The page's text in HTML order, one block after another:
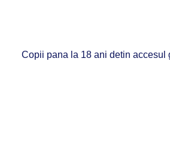
Copii pana la 18 ani detin accesul